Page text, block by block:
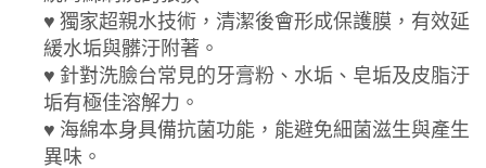
♥ 獨家超親水技術，清潔後會形成保護膜，有效延
緩水垢與髒汙附著。
♥ 針對洗臉台常見的牙膏粉、水垢、皂垢及皮脂汙
垢有極佳溶解力。
♥ 海綿本身具備抗菌功能，能避免細菌滋生與產生
異味。